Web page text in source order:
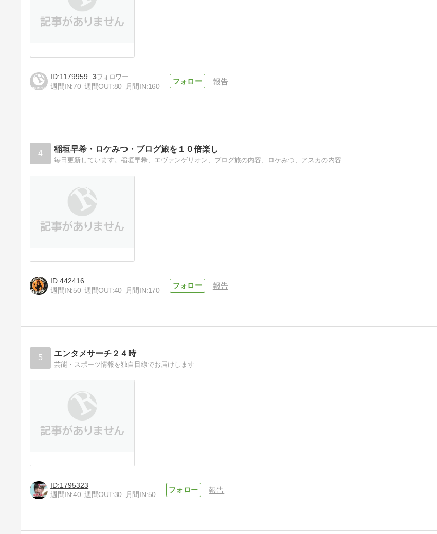
1179959
3
週間IN:70 週間OUT:80 月間IN:160
報告
4 稲垣早希・ロケみつ・ブログ旅を１０倍楽し
毎日更新しています。稲垣早希、エヴァンゲリオン、ブログ旅の内容、ロケみつ、アスカの内容
442416
週間IN:50 週間OUT:40 月間IN:170
報告
5 エンタメサーチ２４時
芸能・スポーツ情報を独自目線でお届けします
1795323
週間IN:40 週間OUT:30 月間IN:50
報告